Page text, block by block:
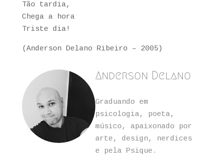
Tão tardia,
Chega a hora
Triste dia!
(Anderson Delano Ribeiro – 2005)
Anderson Delano
Graduando em
psicologia, poeta,
músico, apaixonado por
arte, design, nerdices
e pela Psique.